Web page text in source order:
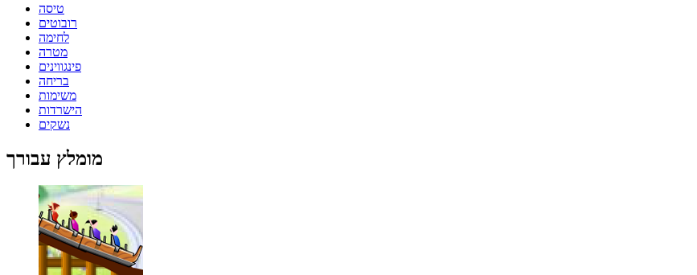
טיסה
רובוטים
לחימה
מטרה
פינגווינים
בריחה
משימות
הישרדות
נשקים
מומלץ עבורך